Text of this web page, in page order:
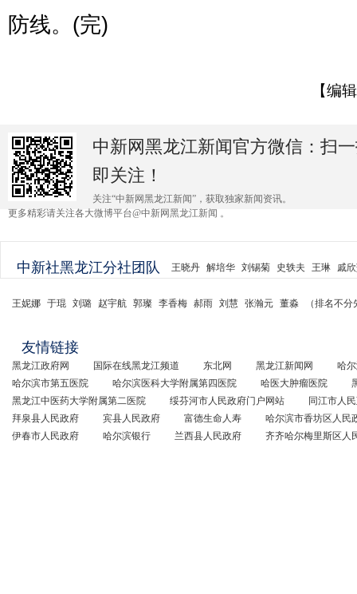
防线。(完)
【编
中新网黑龙江新闻官方微信：扫
即关注！
关注“中新网黑龙江新闻”，获取独家新闻资讯。
更多精彩请关注各大微博平台@中新网黑龙江新闻 。
中新社黑龙江分社团队 王晓丹 解培华 刘锡菊 史轶夫 王琳 戚
王妮娜 于琨 刘璐 赵宇航 郭璨 李香梅 郝雨 刘慧 张瀚元 董淼 （排名不
友情链接
黑龙江政府网 国际在线黑龙江频道 东北网 黑龙江新闻网
哈
哈尔滨市第五医院
哈尔滨医科大学附属第四医院 哈医大肿瘤医院
黑龙江中医药大学附属第二医院
绥芬河市人民政府门户网站
同江市人
拜泉县人民政府
宾县人民政府 富德生命人寿
哈尔滨市香坊区人民
伊春市人民政府
哈尔滨银行 兰西县人民政府 齐齐哈尔梅里斯区人